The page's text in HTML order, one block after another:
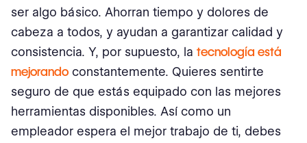
ser algo básico. Ahorran tiempo y dolores de
cabeza a todos, y ayudan a garantizar calidad y
consistencia. Y, por supuesto, la tecnología está
mejorando constantemente. Quieres sentirte
seguro de que estás equipado con las mejores
herramientas disponibles. Así como un
empleador espera el mejor trabajo de ti, debes